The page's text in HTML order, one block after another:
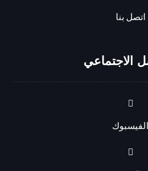
اتصل بنا
الاجتماعي
الفيسبوك